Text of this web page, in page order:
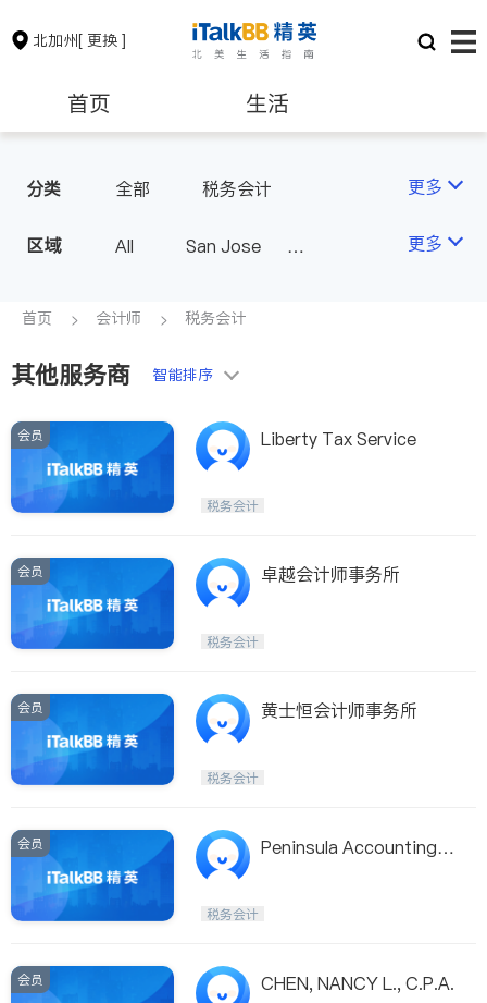
北加州[ 更换 ]
首页 生活
保险理财 房地产租售
银行贷款 会计师
建筑装修
非盈利组织
分类 全部 税务会计 更多
区域 All
San Jose
Fremont & Oakland
更多
首页 会计师 税务会计
其他服务商 智能排序
会员 Liberty Tax Service
税务会计
会员 卓越会计师事务所
税务会计
会员 黄士恒会计师事务所
税务会计
会员
Peninsula Accounting S
税务会计
会员 CHEN, NANCY L., C.P.A.